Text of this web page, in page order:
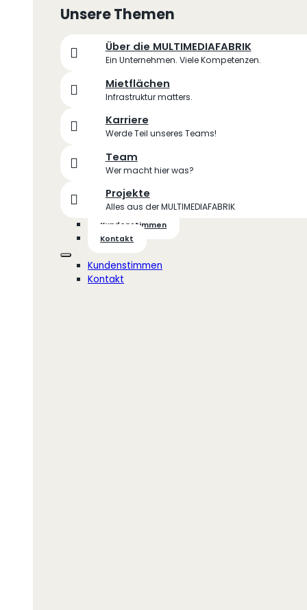
Unsere Themen
Über die MULTIMEDIAFABRIK
Ein Unternehmen. Viele Kompetenzen.
Mietflächen
Infrastruktur matters.
Karriere
Werde Teil unseres Teams!
Team
Wer macht hier was?
Projekte
Alles aus der MULTIMEDIAFABRIK
Kundenstimmen
Kontakt
Kundenstimmen
Kontakt